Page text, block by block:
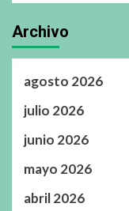
Archivo
agosto 2026
julio 2026
junio 2026
mayo 2026
abril 2026